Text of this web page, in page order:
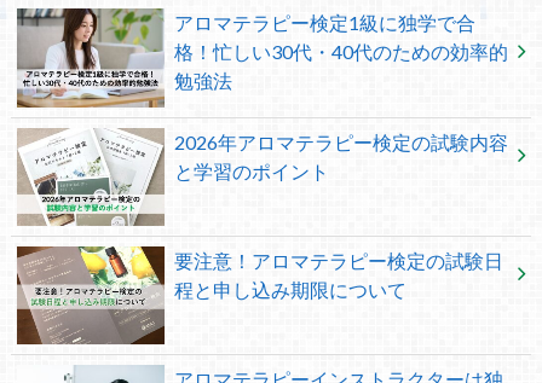
アロマテラピー検定1級に独学で合
格！忙しい30代・40代のための効率的
勉強法
2026年アロマテラピー検定の試験内容
と学習のポイント
要注意！アロマテラピー検定の試験日
程と申し込み期限について